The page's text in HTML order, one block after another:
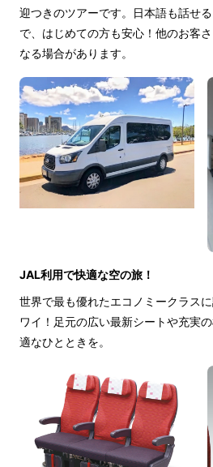
迎つきのツアーです。日本語も話せ
で、はじめての方も安心！他のお客
なる場合があります。
JAL利用で快適な空の旅！
世界で最も優れたエコノミークラス
ワイ！足元の広い最新シートや充実
適なひとときを。